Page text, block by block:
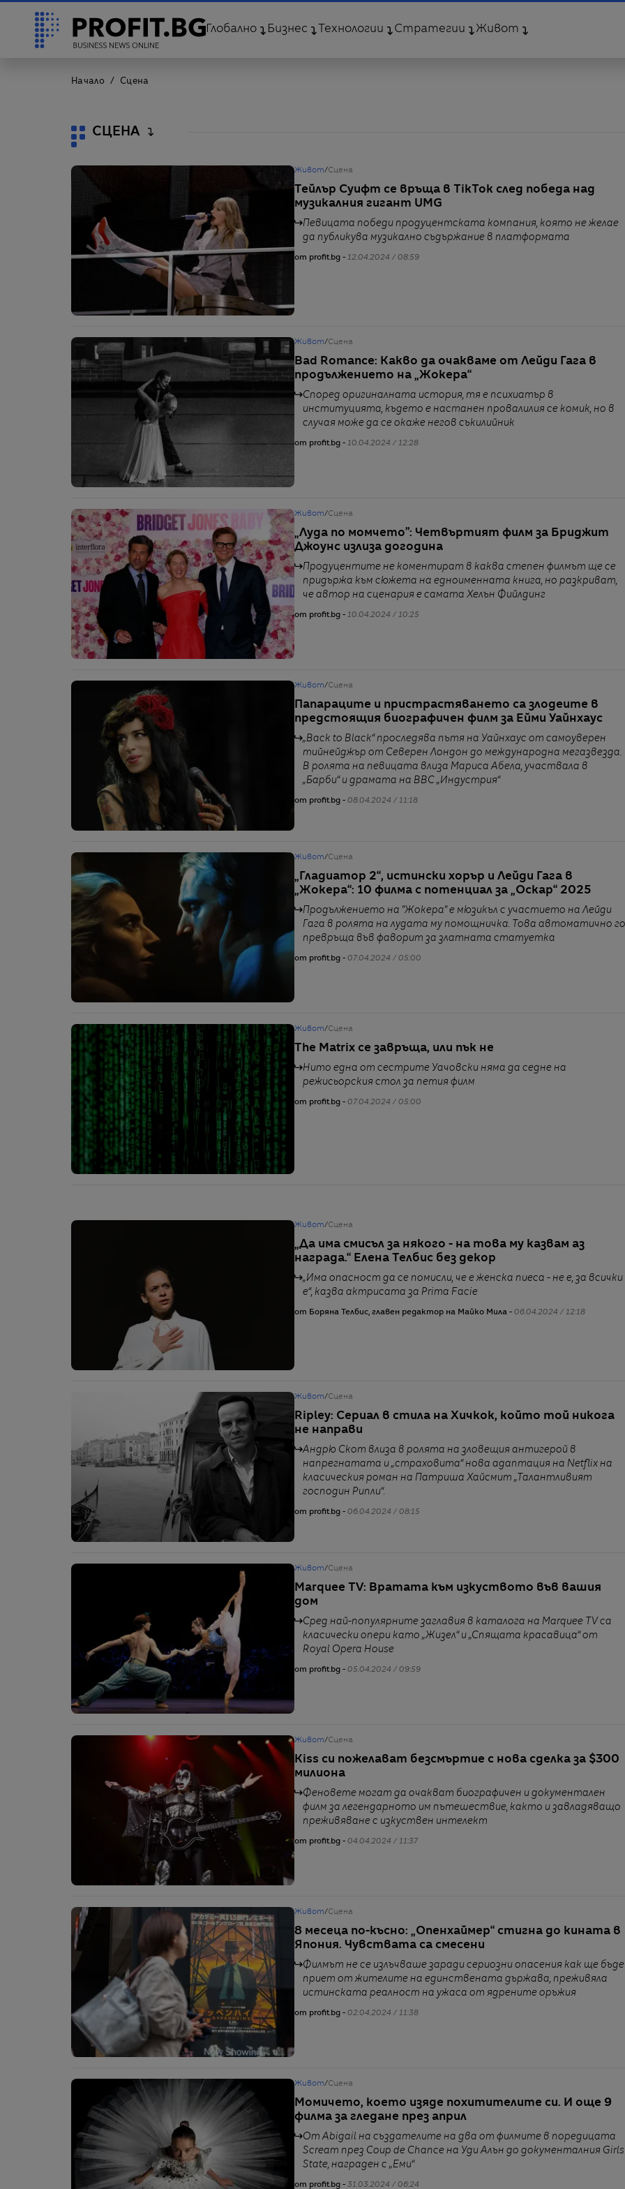
Глобално Бизнес Технологии Стратегии Живот
Начало Сцена
СЦЕНА
Живот/Сцена
Тейлър Суифт се връща в TikTok след победа над
музикалния гигант UMG
Певицата победи продуцентската компания, която не желае
да публикува музикално съдържание в платформата
от profit.bg - 12.04.2024 / 08:59
Живот/Сцена
Bad Romance: Какво да очакваме от Лейди Гага в
продължението на „Жокера“
Според оригиналната история, тя е психиатър в
институцията, където е настанен провалилия се комик, но в
случая може да се окаже негов съкилийник
от profit.bg - 10.04.2024 / 12:28
Живот/Сцена
„Луда по момчето”: Четвъртият филм за Бриджит
Джоунс излиза догодина
Продуцентите не коментират в каква степен филмът ще се
придържа към сюжета на едноименната книга, но разкриват,
че автор на сценария е самата Хелън Фийлдинг
от profit.bg - 10.04.2024 / 10:25
Живот/Сцена
Папараците и пристрастяването са злодеите в
предстоящия биографичен филм за Ейми Уайнхаус
„Back to Black“ проследява пътя на Уайнхаус от самоуверен
тийнейджър от Северен Лондон до международна мегазвезда.
В ролята на певицата влиза Мариса Абела, участвала в
„Барби“ и драмата на BBC „Индустрия“
от profit.bg - 08.04.2024 / 11:18
Живот/Сцена
„Гладиатор 2“, истински хорър и Лейди Гага в
„Жокера“: 10 филма с потенциал за „Оскар“ 2025
Продължението на "Жокера" е мюзикъл с участието на Лейди
Гага в ролята на лудата му помощничка. Това автоматично го
превръща във фаворит за златната статуетка
от profit.bg - 07.04.2024 / 05:00
Живот/Сцена
Тhe Matrix се завръща, или пък не
Нито една от сестрите Уачовски няма да седне на
режисьорския стол за петия филм
от profit.bg - 07.04.2024 / 05:00
Живот/Сцена
„Да има смисъл за някого - на това му казвам аз
награда.“ Елена Телбис без декор
„Има опасност да се помисли, че е женска пиеса - не е, за всички
е“, казва актрисата за Prima Facie
от Боряна Телбис, главен редактор на Майко Мила - 06.04.2024 / 12:18
Живот/Сцена
Ripley: Сериал в стила на Хичкок, който той никога
не направи
Андрю Скот влиза в ролята на зловещия антигерой в
напрегнатата и „страховита“ нова адаптация на Netflix на
класическия роман на Патриша Хайсмит „Талантливият
господин Рипли“.
от profit.bg - 06.04.2024 / 08:15
Живот/Сцена
Marquee TV: Вратата към изкуството във вашия
дом
Сред най-популярните заглавия в каталога на Marquee TV са
класически опери като „Жизел“ и „Спящата красавица“ от
Royal Opera House
от profit.bg - 05.04.2024 / 09:59
Живот/Сцена
Kiss си пожелават безсмъртие с нова сделка за $300
милиона
Феновете могат да очакват биографичен и документален
филм за легендарното им пътешествие, както и завладяващо
преживяване с изкуствен интелект
от profit.bg - 04.04.2024 / 11:37
Живот/Сцена
8 месеца по-късно: „Опенхаймер“ стигна до кината в
Япония. Чувствата са смесени
Филмът не се излъчваше заради сериозни опасения как ще бъде
приет от жителите на единствената държава, преживяла
истинската реалност на ужаса от ядрените оръжия
от profit.bg - 02.04.2024 / 11:38
Живот/Сцена
Момичето, което изяде похитителите си. И още 9
филма за гледане през април
От Abigail на създателите на два от филмите в поредицата
Scream през Coup de Chance на Уди Алън до документалния Girls
State, награден с „Еми“
от profit.bg - 31.03.2024 / 06:24